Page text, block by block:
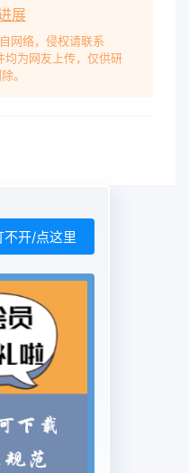
型硏究丙烯精馏塔的进
丙烯产品组分的变化对
的丙烯损失的影响,对
烯精馏系统流程示意中
展,装置逐渐优化裂解
3组,增1丙烯精馏系统
。原料变轻,裂解气轻
公司(以下简称兰化公
增加时,裂解气
为双塔系统,包中的丙
量一般在括2号丙烯精
29~40th间变化,进料
含量在6%~17%间变
有129块塔板,605E2
。来自MAPD反应器
分),从605E1的第38
展
网络，侵权请联系
为网友上传，仅供研
。
开/点这里